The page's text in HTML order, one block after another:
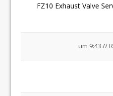
FZ10 Exhaust Valve
//